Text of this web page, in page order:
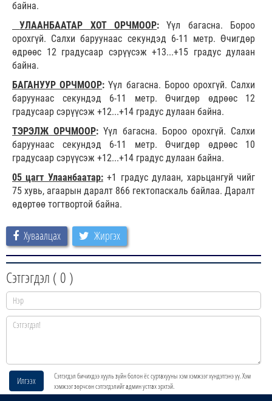
байна.
УЛААНБААТАР ХОТ ОРЧМООР:Үүл багасна. Бороо
орохгүй. Салхи баруунаас секундэд 6-11 метр. Өчигдөр
өдрөөс 12 градусаар сэрүүсэж +13...+15 градус дулаан
байна.
БАГАНУУР ОРЧМООР:Үүл багасна. Бороо орохгүй. Салхи
баруунаас секундэд 6-11 метр. Өчигдөр өдрөөс 12
градусаар сэрүүсэж +12...+14 градус дулаан байна.
ТЭРЭЛЖ ОРЧМООР:Үүл багасна. Бороо орохгүй. Салхи
баруунаас секундэд 6-11 метр. Өчигдөр өдрөөс 10
градусаар сэрүүсэж +12...+14 градус дулаан байна.
05 цагт Улаанбаатар:+1 градус дулаан, харьцангуй чийг
75 хувь, агаарын даралт 866 гектопаскаль байлаа. Даралт
өдөртөө тогтвортой байна.
Хуваалцах Жиргэх
Сэтгэгдэл ( 0 )
Илгээх
Сэтгэгдэл бичихдээ хууль зүйн болон ёс суртахууны хэм хэмжээг хүндэтгэнэ үү. Хэм
хэмжээг зөрчсөн сэтгэгдэлийг админ устгах эрхтэй.